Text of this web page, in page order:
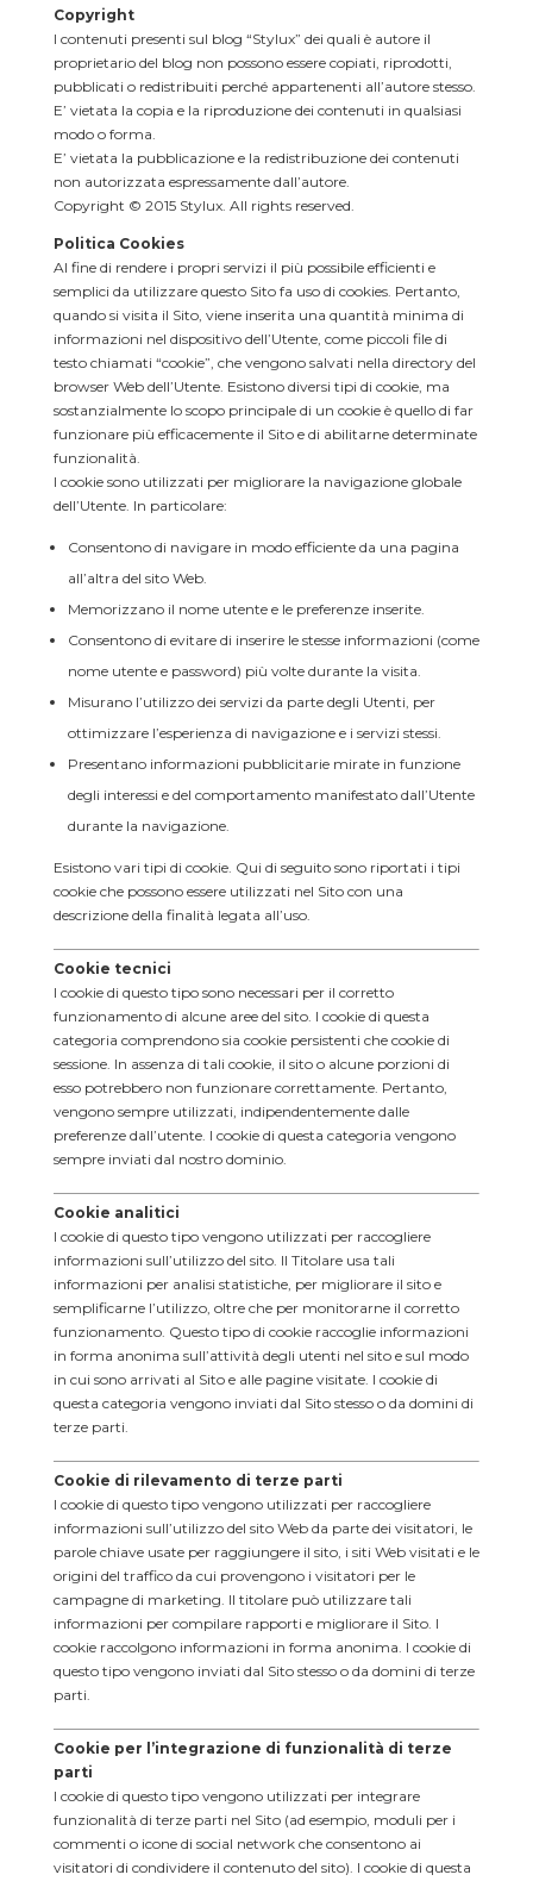
Copyright
I contenuti presenti sul blog “Stylux” dei quali è autore il
proprietario del blog non possono essere copiati, riprodotti,
pubblicati o redistribuiti perché appartenenti all’autore stesso.
E’ vietata la copia e la riproduzione dei contenuti in qualsiasi
modo o forma.
E’ vietata la pubblicazione e la redistribuzione dei contenuti
non autorizzata espressamente dall’autore.
Copyright © 2015 Stylux. All rights reserved.
Politica Cookies
Al fine di rendere i propri servizi il più possibile efficienti e
semplici da utilizzare questo Sito fa uso di cookies. Pertanto,
quando si visita il Sito, viene inserita una quantità minima di
informazioni nel dispositivo dell’Utente, come piccoli file di
testo chiamati “cookie”, che vengono salvati nella directory del
browser Web dell’Utente. Esistono diversi tipi di cookie, ma
sostanzialmente lo scopo principale di un cookie è quello di far
funzionare più efficacemente il Sito e di abilitarne determinate
funzionalità.
I cookie sono utilizzati per migliorare la navigazione globale
dell’Utente. In particolare:
Consentono di navigare in modo efficiente da una pagina
all’altra del sito Web.
Memorizzano il nome utente e le preferenze inserite.
Consentono di evitare di inserire le stesse informazioni (come
nome utente e password) più volte durante la visita.
Misurano l’utilizzo dei servizi da parte degli Utenti, per
ottimizzare l’esperienza di navigazione e i servizi stessi.
Presentano informazioni pubblicitarie mirate in funzione
degli interessi e del comportamento manifestato dall’Utente
durante la navigazione.
Esistono vari tipi di cookie. Qui di seguito sono riportati i tipi
cookie che possono essere utilizzati nel Sito con una
descrizione della finalità legata all’uso.
Cookie tecnici
I cookie di questo tipo sono necessari per il corretto
funzionamento di alcune aree del sito. I cookie di questa
categoria comprendono sia cookie persistenti che cookie di
sessione. In assenza di tali cookie, il sito o alcune porzioni di
esso potrebbero non funzionare correttamente. Pertanto,
vengono sempre utilizzati, indipendentemente dalle
preferenze dall’utente. I cookie di questa categoria vengono
sempre inviati dal nostro dominio.
Cookie analitici
I cookie di questo tipo vengono utilizzati per raccogliere
informazioni sull’utilizzo del sito. Il Titolare usa tali
informazioni per analisi statistiche, per migliorare il sito e
semplificarne l’utilizzo, oltre che per monitorarne il corretto
funzionamento. Questo tipo di cookie raccoglie informazioni
in forma anonima sull’attività degli utenti nel sito e sul modo
in cui sono arrivati al Sito e alle pagine visitate. I cookie di
questa categoria vengono inviati dal Sito stesso o da domini di
terze parti.
Cookie di rilevamento di terze parti
I cookie di questo tipo vengono utilizzati per raccogliere
informazioni sull’utilizzo del sito Web da parte dei visitatori, le
parole chiave usate per raggiungere il sito, i siti Web visitati e le
origini del traffico da cui provengono i visitatori per le
campagne di marketing. Il titolare può utilizzare tali
informazioni per compilare rapporti e migliorare il Sito. I
cookie raccolgono informazioni in forma anonima. I cookie di
questo tipo vengono inviati dal Sito stesso o da domini di terze
parti.
Cookie per l’integrazione di funzionalità di terze
parti
I cookie di questo tipo vengono utilizzati per integrare
funzionalità di terze parti nel Sito (ad esempio, moduli per i
commenti o icone di social network che consentono ai
visitatori di condividere il contenuto del sito). I cookie di questa